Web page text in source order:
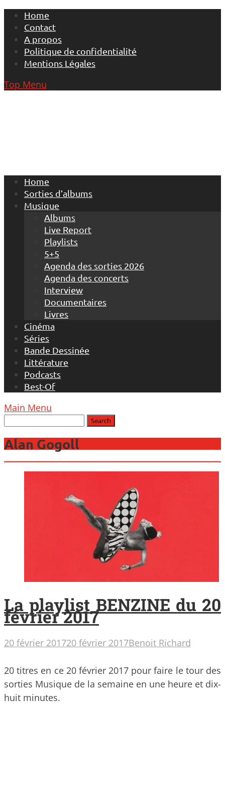
Skip
content
Home
Contact
A propos
Politique de confidentialité
Mentions Légales
Top Menu
Home
Sorties d’albums
Musique
Albums
Live Report
Playlists
5+5
Agenda des sorties 2026
Agenda des concerts
Interview
Documentaires
Livres
Cinéma
Séries
Bande Dessinée
Littérature
Podcasts
Best-Of
Main Menu
Alan Gogoll
La playlist BENZINE du 20
février 2017
20 février 201720 février 2017Benoit Richard
20 titres en ce 20 février 2017 pour faire le tour des
sorties Musique de la semaine en une heure et dix-
huit minutes.